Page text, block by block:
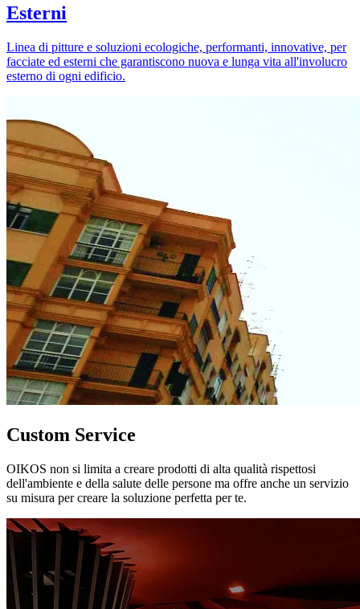
Esterni
Linea di pitture e soluzioni ecologiche, performanti, innovative, per
facciate ed esterni che garantiscono nuova e lunga vita all'involucro
esterno di ogni edificio.
Custom Service
OIKOS non si limita a creare prodotti di alta qualità rispettosi
dell'ambiente e della salute delle persone ma offre anche un servizio
su misura per creare la soluzione perfetta per te.